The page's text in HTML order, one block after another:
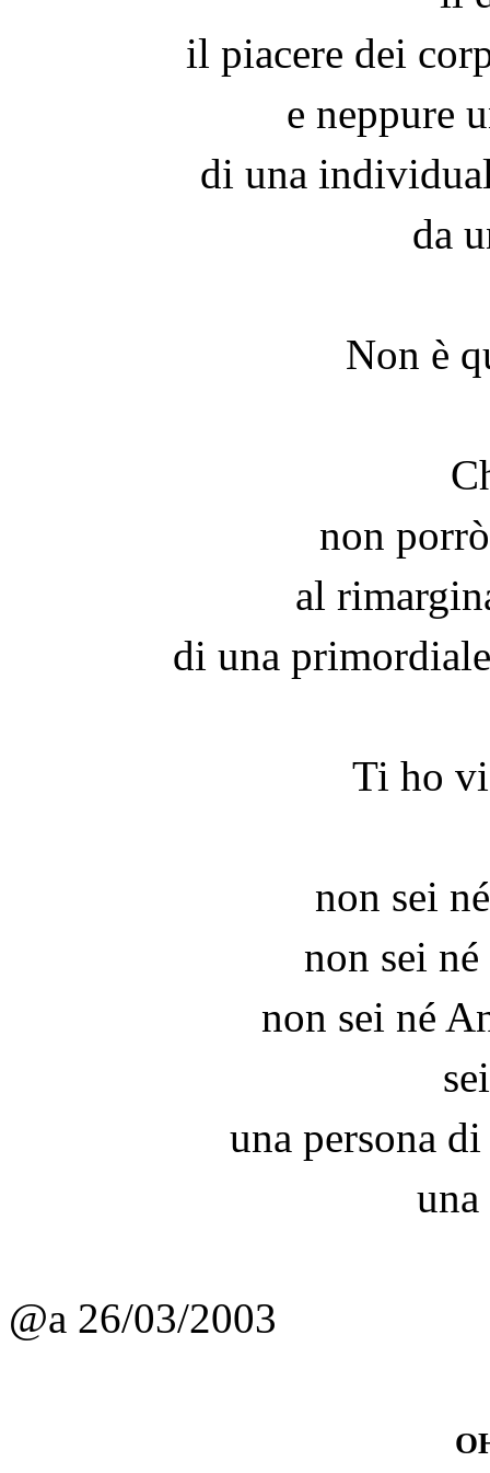
il piacere dei
e neppure
di una
da
Non è
non
al
di una
Ti ho
non sei
non sei
non sei né
una persona
una
@a 26/03/2003